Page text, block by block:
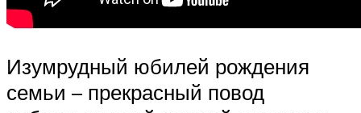
Изумрудный юбилей рождения
семьи – прекрасный повод